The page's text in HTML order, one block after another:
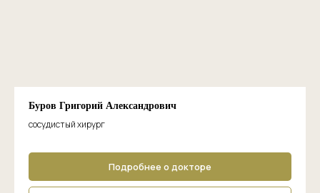
Буров Григорий Александрович
сосудистый хирург
Подробнее о докторе